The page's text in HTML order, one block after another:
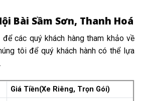
Bài Sầm Sơn, Thanh Hoá
các quý khách hàng tham khảo về
tôi để quý khách hành có thể lựa
Giá Tiền(Xe Riêng, Trọn Gói)